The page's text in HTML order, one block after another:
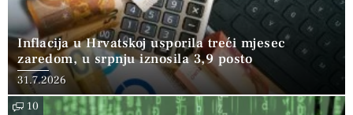
Inflacija u Hrvatskoj usporila treći mjesec
zaredom, u srpnju iznosila 3,9 posto
31.7.2026
10